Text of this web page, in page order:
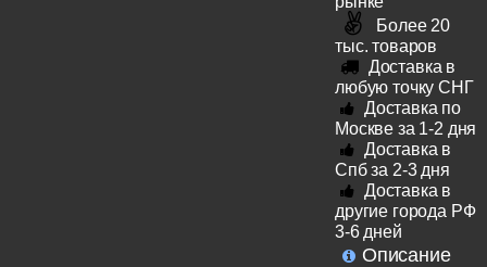
Более 20
тыс. товаров
Доставка в
любую точку СНГ
Доставка по
Москве за 1-2 дня
Доставка в
Спб за 2-3 дня
Доставка в
другие города РФ
3-6 дней
Описание